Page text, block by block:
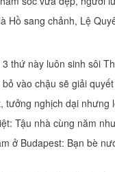
Hồ sang chảnh, Lệ
thứ này luôn sinh sôi
vào chậu sẽ giải
tưởng nghịch dại nhưng
Tậu nhà cùng năm
ở Budapest: Bạn bè